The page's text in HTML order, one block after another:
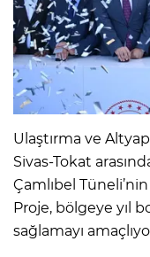
Ulaştırma ve
Sivas-Tokat
Çamlıbel
Proje, bölgeye yıl
sağlamayı